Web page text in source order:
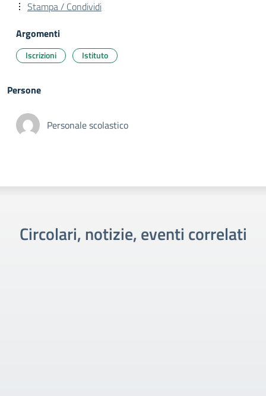
Stampa / Condividi
Argomenti
Iscrizioni Istituto
Persone
Personale scolastico
Circolari, notizie, eventi correlati